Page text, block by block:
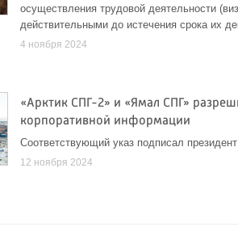
осуществления трудовой деятельности
действительными до истечения срока их
4 ноября 2024
«Арктик СПГ-2» и «Ямал СПГ»
корпоративной информации
Соответствующий указ подписал
12 ноября 2024